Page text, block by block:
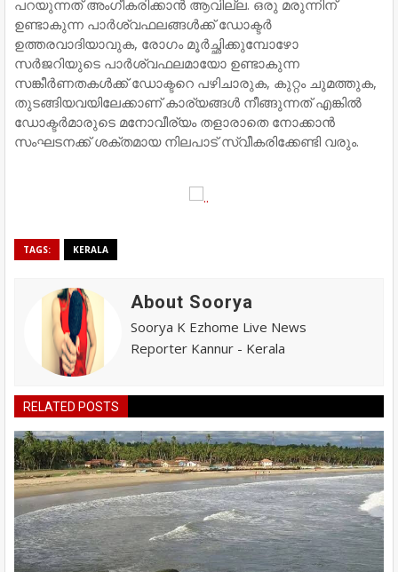
പറയുന്നത് അംഗീകരിക്കാൻ ആവില്ല. ഒരു മരുന്നിന്
ഉണ്ടാകുന്ന പാർശ്വഫലങ്ങൾക്ക് ഡോക്ടർ
ഉത്തരവാദിയാവുക, രോഗം മൂർച്ഛിക്കുമ്പോഴോ
സർജറിയുടെ പാർശ്വഫലമായോ ഉണ്ടാകുന്ന
സങ്കീർണതകൾക്ക് ഡോക്ടറെ പഴിചാരുക, കുറ്റം ചുമത്തുക,
തുടങ്ങിയവയിലേക്കാണ് കാര്യങ്ങൾ നീങ്ങുന്നത് എങ്കിൽ
ഡോക്ടർമാരുടെ മനോവീര്യം തളാരാതെ നോക്കാൻ
സംഘടനക്ക് ശക്തമായ നിലപാട് സ്വീകരിക്കേണ്ടി വരും.
TAGS: KERALA
About Soorya
Soorya K Ezhome Live News
Reporter Kannur - Kerala
RELATED POSTS